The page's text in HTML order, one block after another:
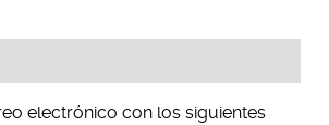
electrónico con los siguientes